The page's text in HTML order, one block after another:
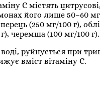
С містять
його лише 50–60 мг/
(250 мг/100 г),
черемша (100 мг/100 г).
руйнується при
вміст вітаміну С.